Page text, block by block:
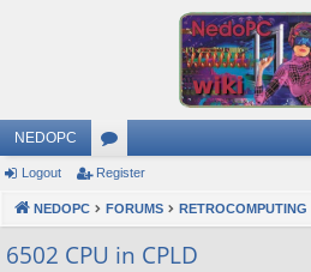
NEDOPC
or
u
m
Logout Register
NEDOPC FORUMS RETROCOMPUTING
6502 CPU in CPLD